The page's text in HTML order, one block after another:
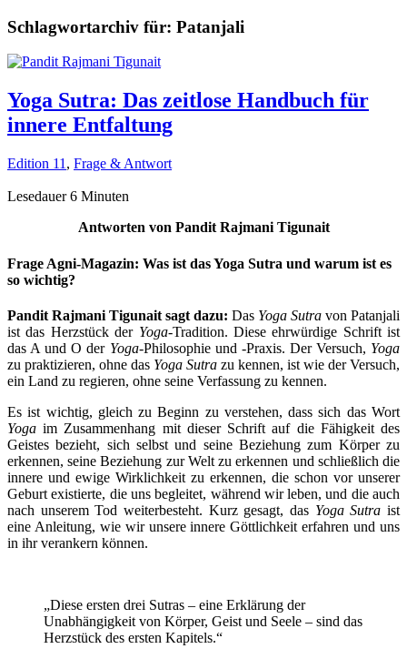
Schlagwortarchiv für: Patanjali
Yoga Sutra: Das zeitlose Handbuch für
innere Entfaltung
Edition 11 , Frage & Antwort
Lesedauer 6 Minuten
Antworten von Pandit Rajmani Tigunait
Frage Agni-Magazin: Was ist das Yoga Sutra und warum ist es
so wichtig?
Pandit Rajmani Tigunait sagt dazu: Das Yoga Sutra von Patanjali
ist das Herzstück der Yoga-Tradition. Diese ehrwürdige Schrift ist
das A und O der Yoga-Philosophie und -Praxis. Der Versuch, Yoga
zu praktizieren, ohne das Yoga Sutra zu kennen, ist wie der Versuch,
ein Land zu regieren, ohne seine Verfassung zu kennen.
Es ist wichtig, gleich zu Beginn zu verstehen, dass sich das Wort
Yoga im Zusammenhang mit dieser Schrift auf die Fähigkeit des
Geistes bezieht, sich selbst und seine Beziehung zum Körper zu
erkennen, seine Beziehung zur Welt zu erkennen und schließlich die
innere und ewige Wirklichkeit zu erkennen, die schon vor unserer
Geburt existierte, die uns begleitet, während wir leben, und die auch
nach unserem Tod weiterbesteht. Kurz gesagt, das Yoga Sutra ist
eine Anleitung, wie wir unsere innere Göttlichkeit erfahren und uns
in ihr verankern können.
„Diese ersten drei Sutras – eine Erklärung der
Unabhängigkeit von Körper, Geist und Seele – sind das
Herzstück des ersten Kapitels.“